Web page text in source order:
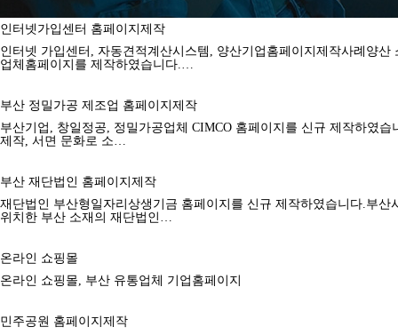
인터넷가입센터 홈페이지제작
인터넷 가입센터, 자동견적계산시스템, 양산기업홈페이지제작사례양산
업체홈페이지를 제작하였습니다.…
부산 정밀가공 제조업 홈페이지제작
부산기업, 창일정공, 정밀가공업체 CIMCO 홈페이지를 신규 제작하였습
제작, 서면 문화로 소…
부산 재단법인 홈페이지제작
재단법인 부산형일자리상생기금 홈페이지를 신규 제작하였습니다.부산
위치한 부산 소재의 재단법인…
온라인 쇼핑몰
온라인 쇼핑몰, 부산 유통업체 기업홈페이지
민주공원 홈페이지제작